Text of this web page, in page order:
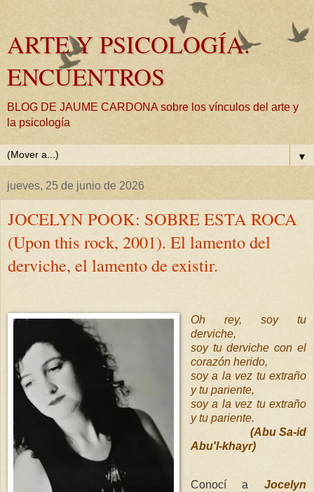
ARTE Y PSICOLOGÍA.
ENCUENTROS
BLOG DE JAUME CARDONA sobre los vínculos del arte y
la psicología
▼
jueves, 25 de junio de 2026
JOCELYN POOK: SOBRE ESTA ROCA
(Upon this rock, 2001). El lamento del
derviche, el lamento de existir.
Oh rey, soy tu
derviche,
soy tu derviche con el
corazón herido,
soy a la vez tu extraño
y tu pariente,
soy a la vez tu extraño
y tu pariente.
(Abu Sa-id
Abu'l-khayr)
Conocí a Jocelyn